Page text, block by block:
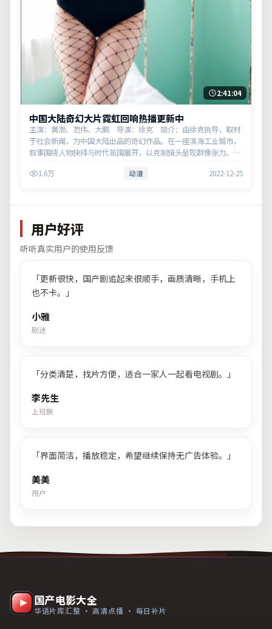
2:41:04
中国大陆奇幻大片霓虹回响热播更新中
主演：黄渤、范伟、大鹏 导演：徐克 简介：由徐克执导，取材
于社会新闻，为中国大陆出品的奇幻作品。在一座滨海工业城市，
叙事围绕人物抉择与时代氛围展开，以克制镜头呈现群像张力。主
1.6万 动漫 2022-12-25
用户好评
听听真实用户的使用反馈
「更新很快，国产剧追起来很顺手，画质清晰，手机上
也不卡。
」
小雅
剧迷
「分类清楚，找片方便，适合一家人一起看电视剧。 」
李先生
上班族
「界面简洁，播放稳定，希望继续保持无广告体验。 」
美美
用户
国产电影大全
华语片库汇整 · 高清点播 · 每日补片